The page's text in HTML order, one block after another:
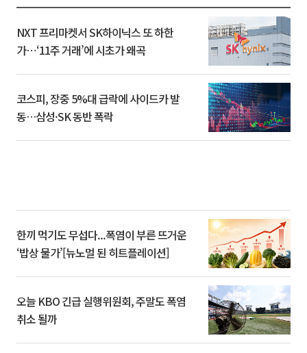
NXT 프리마켓서 SK하이닉스 또 하한
가⋯‘11주 거래’에 시초가 왜곡
코스피, 장중 5%대 급락에 사이드카 발
동…삼성·SK 동반 폭락
한끼 먹기도 무섭다...폭염이 부른 뜨거운
‘밥상 물가’[뉴노멀 된 히트플레이션]
오늘 KBO 긴급 실행위원회, 주말도 폭염
취소 될까